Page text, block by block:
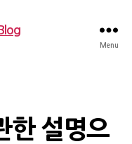
Menu
한 설명으